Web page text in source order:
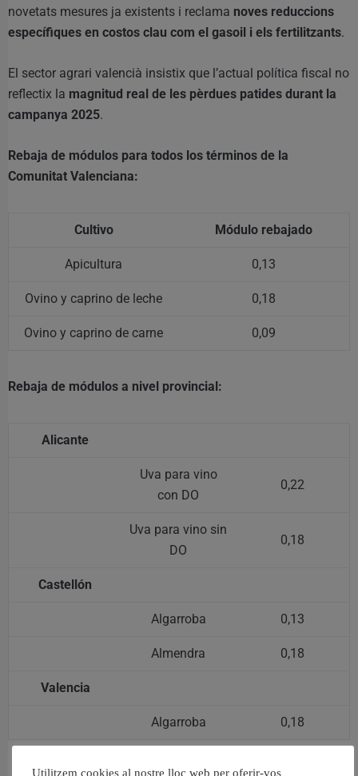
novetats mesures ja existents i reclama noves reduccions
específiques en costos clau com el gasoil i els fertilitzants.
El sector agrari valencià insistix que l’actual política fiscal no
reflectix la magnitud real de les pèrdues patides durant la
campanya 2025.
Rebaja de módulos para todos los términos de la
Comunitat Valenciana:
Cultivo Módulo rebajado
Apicultura 0,13
Ovino y caprino de leche 0,18
Ovino y caprino de carne 0,09
Rebaja de módulos a nivel provincial:
Alicante
Uva para vino
con DO
0,22
Uva para vino sin
DO
0,18
Castellón
Algarroba 0,13
Almendra 0,18
Valencia
Algarroba 0,18
Utilitzem cookies al nostre lloc web per oferir-vos